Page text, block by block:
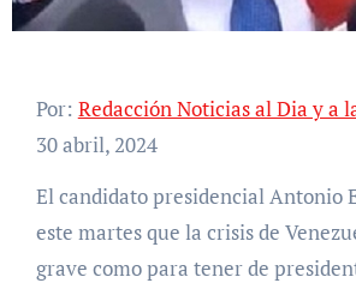
Por: Redacción Noticias al Dia y a
30 abril, 2024
El candidato presidencial Antonio Ecarri expresó
este martes que la crisis de
grave como para tener de